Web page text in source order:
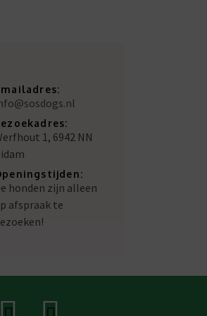
1, 6942 NN
honden zijn alleen
afspraak te